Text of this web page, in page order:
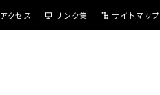
サイトマップ
リンク集
アクセス